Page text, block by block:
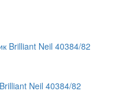
Neil 40384/82